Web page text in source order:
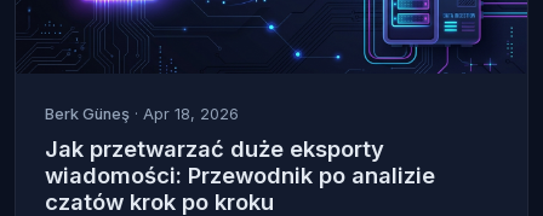
Berk Güneş · Apr 18, 2026
Jak przetwarzać duże eksporty
wiadomości: Przewodnik po analizie
czatów krok po kroku